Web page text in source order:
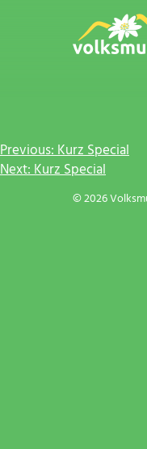
Previous:Kurz Special
Next:Kurz Special
© 2026